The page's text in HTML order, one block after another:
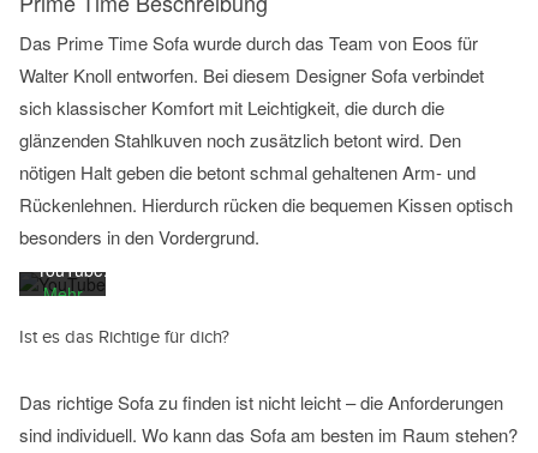
Das Prime Time Sofa wurde durch das Team von Eoos für
Walter Knoll entworfen. Bei diesem Designer Sofa verbindet
sich klassischer Komfort mit Leichtigkeit, die durch die
glänzenden Stahlkuven noch zusätzlich betont wird. Den
nötigen Halt geben die betont schmal gehaltenen Arm- und
Rückenlehnen. Hierdurch rücken die bequemen Kissen optisch
besonders in den Vordergrund.
Mit
dem
Laden
Videos
akzeptieren
Sie die
von
YouTube.
Mehr
Ist es das Richtige für dich?
Das richtige Sofa zu finden ist nicht leicht – die Anforderungen
sind individuell. Wo kann das Sofa am besten im Raum stehen?